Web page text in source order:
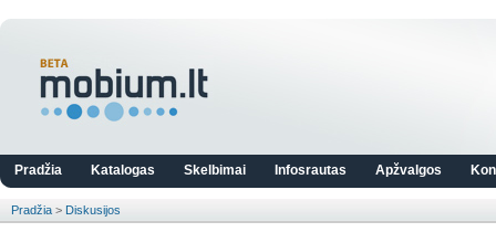
Pradžia Katalogas Skelbimai Infosrautas Apžvalgos
Pradžia > Diskusijos